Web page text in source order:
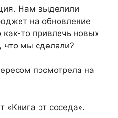
Нам выделили
на обновление
то привлечь новых
что мы сделали?
посмотрела на
от соседа».